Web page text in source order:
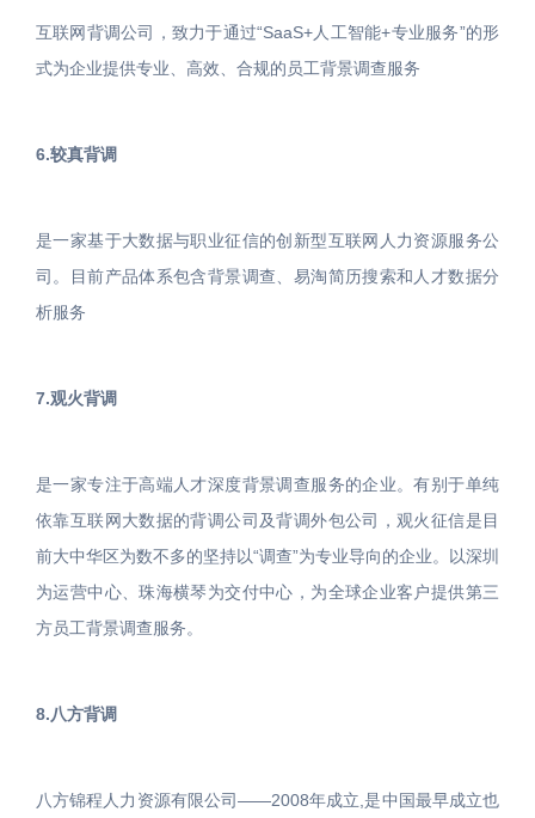
互联网背调公司，致力于通过“SaaS+人工智能+专业服务”的形
式为企业提供专业、高效、合规的员工背景调查服务
6.较真背调
是一家基于大数据与职业征信的创新型互联网人力资源服务公
司。目前产品体系包含背景调查、易淘简历搜索和人才数据分
析服务
7.观火背调
是一家专注于高端人才深度背景调查服务的企业。有别于单纯
依靠互联网大数据的背调公司及背调外包公司，观火征信是目
前大中华区为数不多的坚持以“调查”为专业导向的企业。以深圳
为运营中心、珠海横琴为交付中心，为全球企业客户提供第三
方员工背景调查服务。
8.八方背调
八方锦程人力资源有限公司——2008年成立,是中国最早成立也